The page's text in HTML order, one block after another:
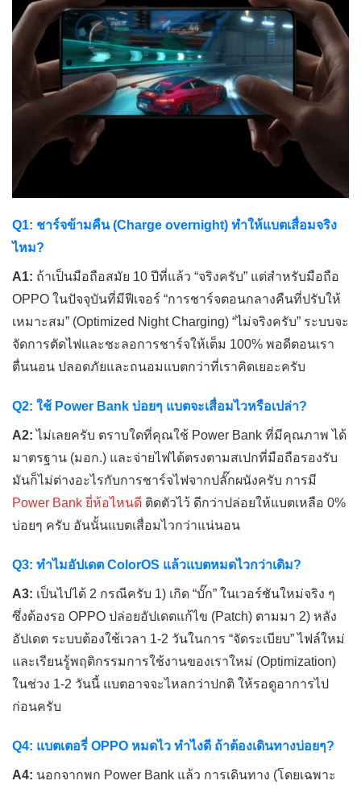
Q1: ชาร์จข้ามคืน (Charge overnight) ทำให้แบตเสื่อมจริง
ไหม?
A1: ถ้าเป็นมือถือสมัย 10 ปีที่แล้ว “จริงครับ” แต่สำหรับมือถือ
OPPO ในปัจจุบันที่มีฟีเจอร์ “การชาร์จตอนกลางคืนที่ปรับให้
เหมาะสม” (Optimized Night Charging) “ไม่จริงครับ” ระบบจะ
จัดการตัดไฟและชะลอการชาร์จให้เต็ม 100% พอดีตอนเรา
ตื่นนอน ปลอดภัยและถนอมแบตกว่าที่เราคิดเยอะครับ
Q2: ใช้ Power Bank บ่อยๆ แบตจะเสื่อมไวหรือเปล่า?
A2: ไม่เลยครับ ตราบใดที่คุณใช้ Power Bank ที่มีคุณภาพ ได้
มาตรฐาน (มอก.) และจ่ายไฟได้ตรงตามสเปกที่มือถือรองรับ
มันก็ไม่ต่างอะไรกับการชาร์จไฟจากปลั๊กผนังครับ การมี
Power Bank ยี่ห้อไหนดี ติดตัวไว้ ดีกว่าปล่อยให้แบตเหลือ 0%
บ่อยๆ ครับ อันนั้นแบตเสื่อมไวกว่าแน่นอน
Q3: ทำไมอัปเดต ColorOS แล้วแบตหมดไวกว่าเดิม?
A3: เป็นไปได้ 2 กรณีครับ 1) เกิด “บั๊ก” ในเวอร์ชันใหม่จริง ๆ
ซึ่งต้องรอ OPPO ปล่อยอัปเดตแก้ไข (Patch) ตามมา 2) หลัง
อัปเดต ระบบต้องใช้เวลา 1-2 วันในการ “จัดระเบียบ” ไฟล์ใหม่
และเรียนรู้พฤติกรรมการใช้งานของเราใหม่ (Optimization)
ในช่วง 1-2 วันนี้ แบตอาจจะไหลกว่าปกติ ให้รอดูอาการไป
ก่อนครับ
Q4: แบตเตอรี่ OPPO หมดไว ทำไงดี ถ้าต้องเดินทางบ่อยๆ?
A4: นอกจากพก Power Bank แล้ว การเดินทาง (โดยเฉพาะ